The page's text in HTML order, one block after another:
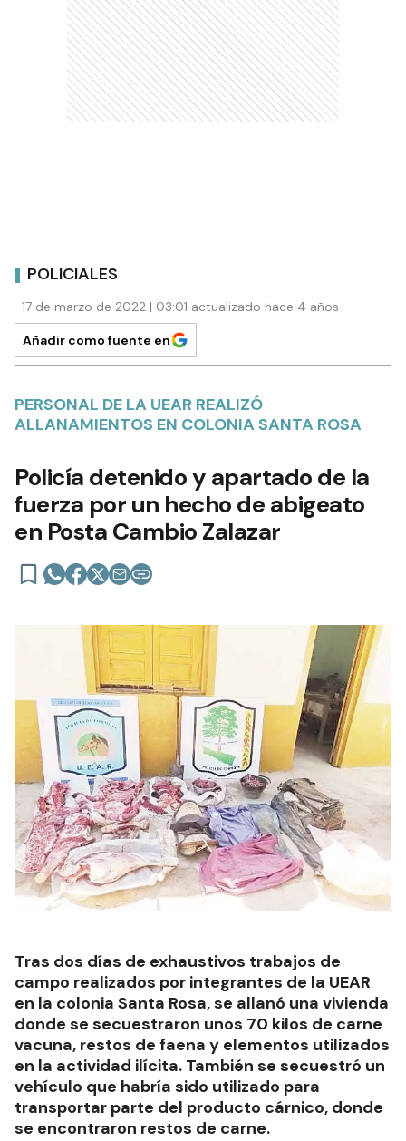
POLICIALES
17 de marzo de 2022 | 03:01 actualizado hace 4 años
Añadir como fuente en
PERSONAL DE LA UEAR REALIZÓ
ALLANAMIENTOS EN COLONIA SANTA ROSA
Policía detenido y apartado de la
fuerza por un hecho de abigeato
en Posta Cambio Zalazar
Tras dos días de exhaustivos trabajos de
campo realizados por integrantes de la UEAR
en la colonia Santa Rosa, se allanó una vivienda
donde se secuestraron unos 70 kilos de carne
vacuna, restos de faena y elementos utilizados
en la actividad ilícita. También se secuestró un
vehículo que habría sido utilizado para
transportar parte del producto cárnico, donde
se encontraron restos de carne.